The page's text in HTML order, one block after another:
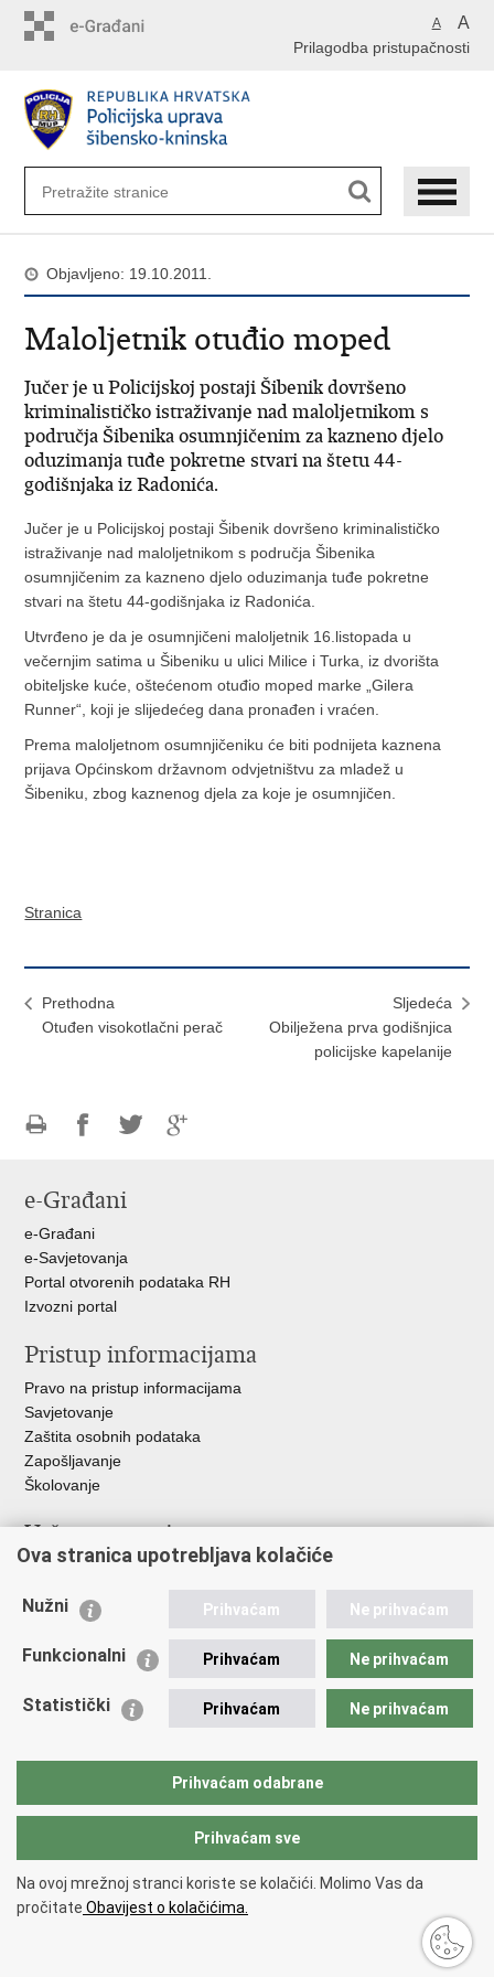
A A
Prilagodba pristupačnosti
Objavljeno: 19.10.2011.
Maloljetnik otuđio moped
Jučer je u Policijskoj postaji Šibenik dovršeno
kriminalističko istraživanje nad maloljetnikom s
područja Šibenika osumnjičenim za kazneno djelo
oduzimanja tuđe pokretne stvari na štetu 44-
godišnjaka iz Radonića.
Jučer je u Policijskoj postaji Šibenik dovršeno kriminalističko
istraživanje nad maloljetnikom s područja Šibenika
osumnjičenim za kazneno djelo oduzimanja tuđe pokretne
stvari na štetu 44-godišnjaka iz Radonića.
Utvrđeno je da je osumnjičeni maloljetnik 16.listopada u
večernjim satima u Šibeniku u ulici Milice i Turka, iz dvorišta
obiteljske kuće, oštećenom otuđio moped marke „Gilera
Runner“, koji je slijedećeg dana pronađen i vraćen.
Prema maloljetnom osumnjičeniku će biti podnijeta kaznena
prijava Općinskom državnom odvjetništvu za mladež u
Šibeniku, zbog kaznenog djela za koje je osumnjičen.
Stranica
Prethodna
Otuđen visokotlačni perač
Sljedeća
Obilježena prva godišnjica
policijske kapelanije
FacebookuTwitteru
e-Građani
e-Građani
e-Savjetovanja
Portal otvorenih podataka RH
Izvozni portal
Pristup informacijama
Pravo na pristup informacijama
Savjetovanje
Zaštita osobnih podataka
Zapošljavanje
Školovanje
Važne poveznice
Ministarstvo unutarnjih poslova
Udruge
Policijska akademija
Zaklada policijske solidarnosti
Vučetić"
Copyright © 2026 Policijska uprava šibensko-kninska.
Izjava o pristupačnosti.
Ova stranica upotrebljava kolačiće
Nužni Prihvaćam Ne prihvaćam
Funkcionalni Prihvaćam Ne prihvaćam
Statistički Prihvaćam Ne prihvaćam
Prihvaćam odabrane
Prihvaćam sve
Na ovoj mrežnoj stranci koriste se kolačići. Molimo Vas da
pročitate Obavijest o kolačićima.